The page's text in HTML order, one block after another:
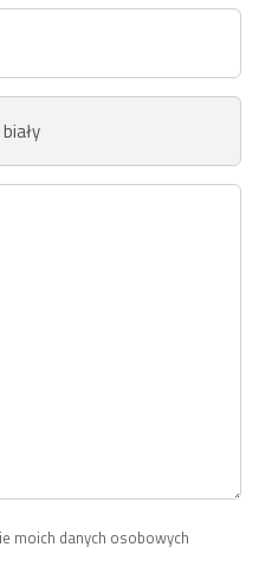
moich danych osobowych